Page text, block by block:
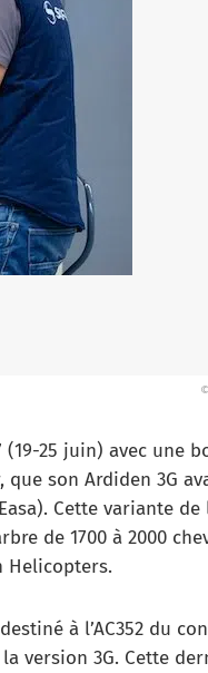
25 juin) avec une
son Ardiden 3G
Cette variante de
de 1700 à 2000
Helicopters.
à l’AC352 du
version 3G. Cette